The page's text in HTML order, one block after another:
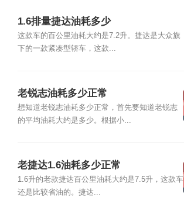
1.6排量捷达油耗多少
这款车的百公里油耗大约是7.2升。捷达是大众旗
下的一款紧凑型轿车，这款...
老锐志油耗多少正常
想知道老锐志油耗多少正常，首先要知道老锐志
的平均油耗大约是多少。根据小...
老捷达1.6油耗多少正常
1.6升的老款捷达百公里油耗大约是7.5升，这款车
还是比较省油的。捷达...